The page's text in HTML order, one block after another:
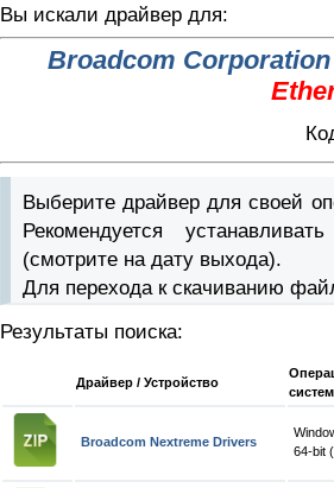
Вы искали драйвер для:
Broadcom Corporation
Выберите драйвер для своей
Рекомендуется
(смотрите на дату выхода).
Для перехода к скачиванию
Результаты поиска:
Драйвер / Устройство
Broadcom Nextreme Drivers
64-bit